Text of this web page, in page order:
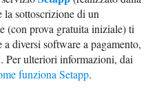
la sottoscrizione di un
(con prova gratuita iniziale) ti
diversi software a pagamento,
ulteriori informazioni, dai
funziona Setapp.